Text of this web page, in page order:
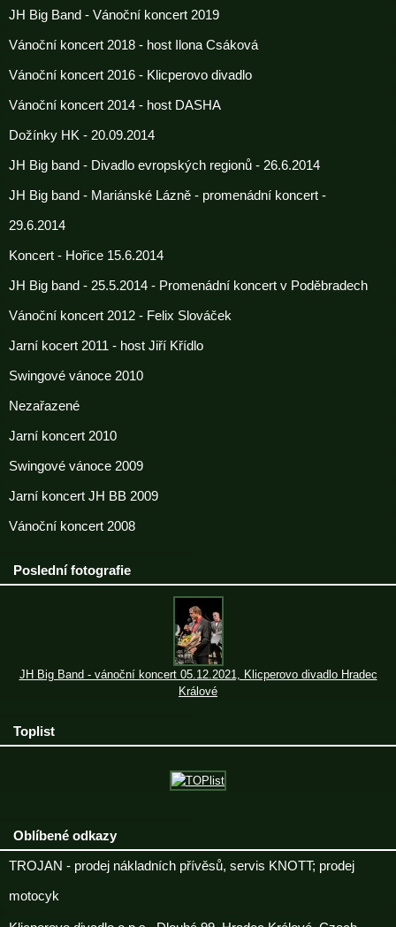
JH Big Band - Vánoční koncert 2019
Vánoční koncert 2018 - host Ilona Csáková
Vánoční koncert 2016 - Klicperovo divadlo
Vánoční koncert 2014 - host DASHA
Dožínky HK - 20.09.2014
JH Big band - Divadlo evropských regionů - 26.6.2014
JH Big band - Mariánské Lázně - promenádní koncert -
29.6.2014
Koncert - Hořice 15.6.2014
JH Big band - 25.5.2014 - Promenádní koncert v Poděbradech
Vánoční koncert 2012 - Felix Slováček
Jarní kocert 2011 - host Jiří Křídlo
Swingové vánoce 2010
Nezařazené
Jarní koncert 2010
Swingové vánoce 2009
Jarní koncert JH BB 2009
Vánoční koncert 2008
Poslední fotografie
JH Big Band - vánoční koncert 05.12.2021, Klicperovo divadlo Hradec
Králové
Toplist
Oblíbené odkazy
TROJAN - prodej nákladních přívěsů, servis KNOTT; prodej
motocyk